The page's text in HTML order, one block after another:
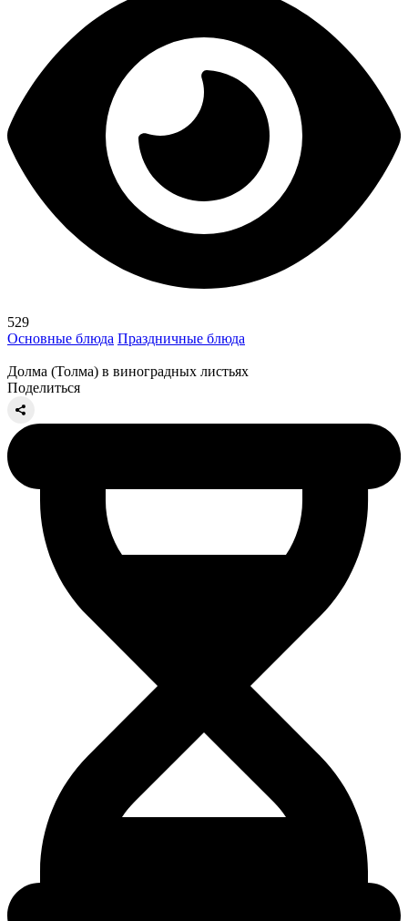
529
Основные блюда Праздничные блюда
Долма (Толма) в виноградных листьях
Поделиться